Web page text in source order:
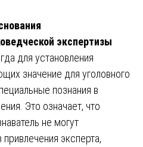
экспертизы
для установления
значение для уголовного
познания в
Это означает, что
не могут
эксперта,